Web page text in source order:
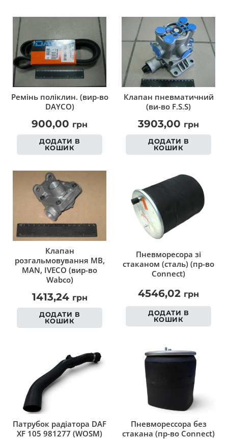
Ремінь поліклин. (вир-во
DAYCO)
900,00 грн
ДОДАТИ В
КОШИК
Клапан пневматичний
(ви-во F.S.S)
3903,00 грн
ДОДАТИ В
КОШИК
Клапан
розгальмовування MB,
MAN, IVECO (вир-во
Wabco)
1413,24 грн
ДОДАТИ В
КОШИК
Пневморесора зі
стаканом (сталь) (пр-во
Connect)
4546,02 грн
ДОДАТИ В
КОШИК
Патрубок радіатора DAF
XF 105 981277 (WOSM)
Пневморессора без
стакана (пр-во Connect)